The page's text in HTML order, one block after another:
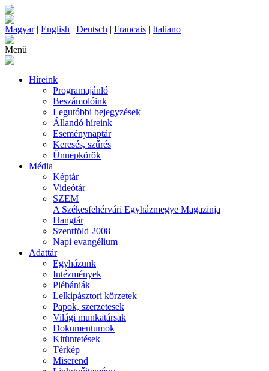
Magyar| English | Deutsch | Francais | Italiano
Menü
Híreink
Programajánló
Beszámolóink
Legutóbbi bejegyzések
Állandó híreink
Eseménynaptár
Keresés, szűrés
Ünnepkörök
Média
Képtár
Videótár
SZEM
A Székesfehérvári Egyházmegye Magazinja
Hangtár
Szentföld 2008
Napi evangélium
Adattár
Egyházunk
Intézmények
Plébániák
Lelkipásztori körzetek
Papok, szerzetesek
Világi munkatársak
Dokumentumok
Kitüntetések
Térkép
Miserend